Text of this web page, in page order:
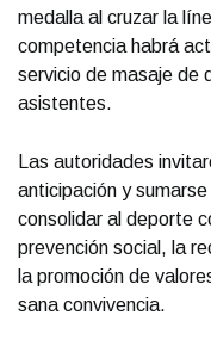
medalla al cruzar la
competencia habrá
servicio de masaje de
asistentes.
Las autoridades
anticipación y
consolidar al deporte
prevención social, la
la promoción de
sana convivencia.